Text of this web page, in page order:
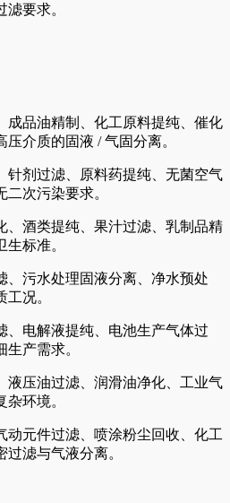
要求。
成品油精制、化工原料提纯、催化
介质的固液 / 气固分离。
针剂过滤、原料药提纯、无菌空气
次污染要求。
、酒类提纯、果汁过滤、乳制品精
标准。
、污水处理固液分离、净水预处
况。
、电解液提纯、电池生产气体过
产需求。
液压油过滤、润滑油净化、工业气
环境。
动元件过滤、喷涂粉尘回收、化工
滤与气液分离。